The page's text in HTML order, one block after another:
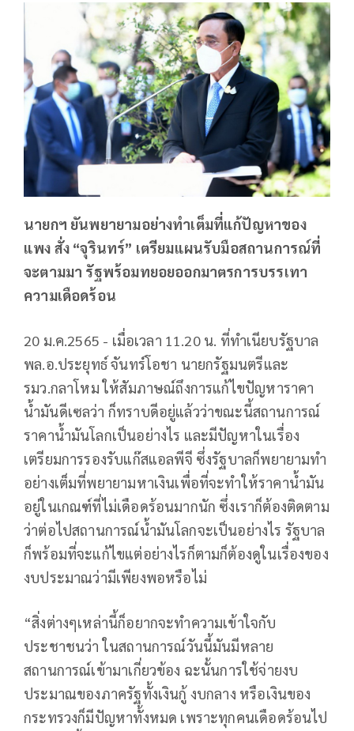
นายกฯ ยันพยายามอย่างทำเต็มที่แก้ปัญหาของ
แพง สั่ง “จุรินทร์” เตรียมแผนรับมือสถานการณ์ที่
จะตามมา รัฐพร้อมทยอยออกมาตรการบรรเทา
ความเดือดร้อน
20 ม.ค.2565 - เมื่อเวลา 11.20 น. ที่ทำเนียบรัฐบาล
พล.อ.ประยุทธ์ จันทร์โอชา นายกรัฐมนตรีและ
รมว.กลาโหม ให้สัมภาษณ์ถึงการแก้ไขปัญหาราคา
น้ำมันดีเซลว่า ก็ทราบดีอยู่แล้วว่าขณะนี้สถานการณ์
ราคาน้ำมันโลกเป็นอย่างไร และมีปัญหาในเรื่อง
เตรียมการรองรับแก๊สแอลพีจี ซึ่งรัฐบาลก็พยายามทำ
อย่างเต็มที่พยายามหาเงินเพื่อที่จะทำให้ราคาน้ำมัน
อยู่ในเกณฑ์ที่ไม่เดือดร้อนมากนัก ซึ่งเราก็ต้องติดตาม
ว่าต่อไปสถานการณ์น้ำมันโลกจะเป็นอย่างไร รัฐบาล
ก็พร้อมที่จะแก้ไขแต่อย่างไรก็ตามก็ต้องดูในเรื่องของ
งบประมาณว่ามีเพียงพอหรือไม่
“สิ่งต่างๆเหล่านี้ก็อยากจะทำความเข้าใจกับ
ประชาชนว่า ในสถานการณ์วันนี้มันมีหลาย
สถานการณ์เข้ามาเกี่ยวข้อง ฉะนั้นการใช้จ่ายงบ
ประมาณของภาครัฐทั้งเงินกู้ งบกลาง หรือเงินของ
กระทรวงก็มีปัญหาทั้งหมด เพราะทุกคนเดือดร้อนไป